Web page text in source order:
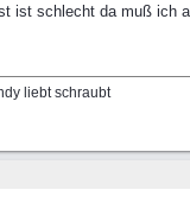
ist schlecht da muß ich
liebt schraubt